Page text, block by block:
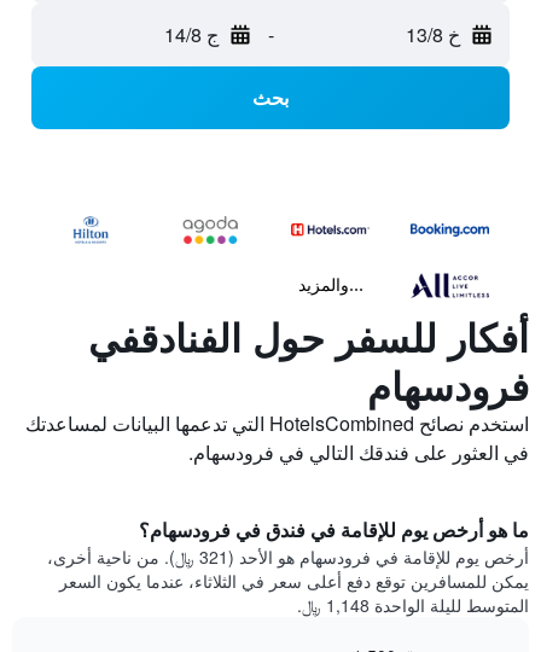
خ 13/8 - ج 14/8
بحث
...والمزيد
أفكار للسفر حول الفنادقفي
فرودسهام
استخدم نصائح HotelsCombined التي تدعمها البيانات لمساعدتك
في العثور على فندقك التالي في فرودسهام.
ما هو أرخص يوم للإقامة في فندق في فرودسهام؟
أرخص يوم للإقامة في فرودسهام هو الأحد (321 ﷼). من ناحية أخرى،
يمكن للمسافرين توقع دفع أعلى سعر في الثلاثاء، عندما يكون السعر
المتوسط لليلة الواحدة 1,148 ﷼.